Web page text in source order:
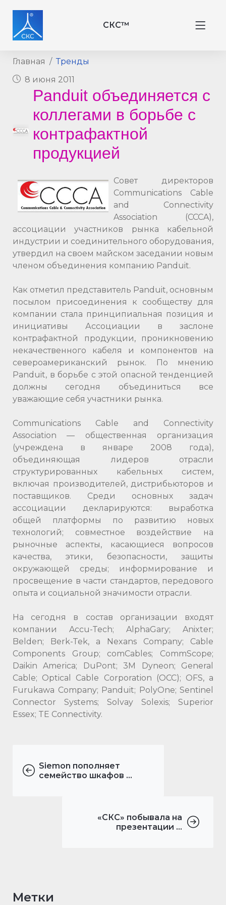
СКС™
Главная
Тренды
8 июня 2011
Panduit объединяется с
коллегами в борьбе с
контрафактной
продукцией
Совет директоров
Communications Cable
and Connectivity
Association (CCCA),
ассоциации участников рынка кабельной
индустрии и соединительного оборудования,
утвердил на своем майском заседании новым
членом объединения компанию Panduit.
Как отметил представитель Panduit, основным
посылом присоединения к сообществу для
компании стала принципиальная позиция и
инициативы Ассоциации в заслоне
контрафактной продукции, проникновению
некачественного кабеля и компонентов на
североамериканский рынок. По мнению
Panduit, в борьбе с этой опасной тенденцией
должны сегодня объединиться все
уважающие себя участники рынка.
Communications Cable and Connectivity
Association — общественная организация
(учреждена в январе 2008 года),
объединяющая лидеров отрасли
структурированных кабельных систем,
включая производителей, дистрибьюторов и
поставщиков. Среди основных задач
ассоциации декларируются: выработка
общей платформы по развитию новых
технологий; совместное воздействие на
рыночные аспекты, касающиеся вопросов
качества, этики, безопасности, защиты
окружающей среды; информирование и
просвещение в части стандартов, передового
опыта и социальной значимости отрасли.
На сегодня в состав организации входят
компании Accu-Tech; AlphaGary; Anixter;
Belden; Berk-Tek, a Nexans Company; Cable
Components Group; comCables; CommScope;
Daikin America; DuPont; 3M Dyneon; General
Cable; Optical Cable Corporation (OCC); OFS, a
Furukawa Company; Panduit; PolyOne; Sentinel
Connector Systems; Solvay Solexis; Superior
Essex; TE Connectivity.
Siemon пополняет
семейство шкафов ...
«СКС» побывала на
презентации ...
Метки